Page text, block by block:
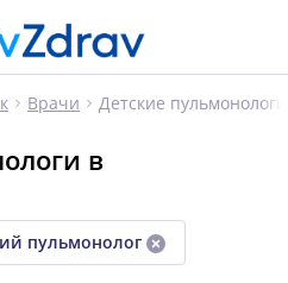
Врачи Детские пульмонологи
в
пульмонолог